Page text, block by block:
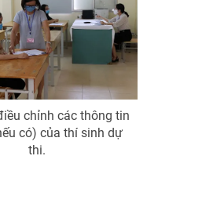
chỉnh các thông tin
có) của thí sinh dự
thi.